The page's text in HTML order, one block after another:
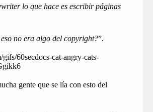
lo que hace es escribir páginas
no era algo del copyright?”.
60secdocs-cat-angry-cats-
gente que se lía con esto del